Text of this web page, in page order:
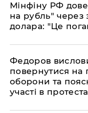
​Мінфіну РФ
на рубль" через
долара: "Це
​Федоров
повернутися на
оборони та
участі в